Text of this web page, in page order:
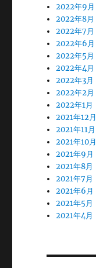
2022年9月
2022年8月
2022年7月
2022年6月
2022年5月
2022年4月
2022年3月
2022年2月
2022年1月
2021年12月
2021年11月
2021年10月
2021年9月
2021年8月
2021年7月
2021年6月
2021年5月
2021年4月